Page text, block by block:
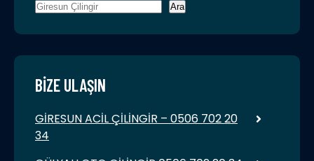
Ara
BIZE ULAŞIN
GİRESUN ACİL ÇİLİNGİR – 0506 702 20
34